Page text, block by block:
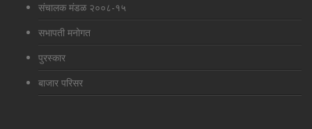
संचालक मंडळ २००८-१५
सभापती मनोगत
पुरस्कार
बाजार परिसर